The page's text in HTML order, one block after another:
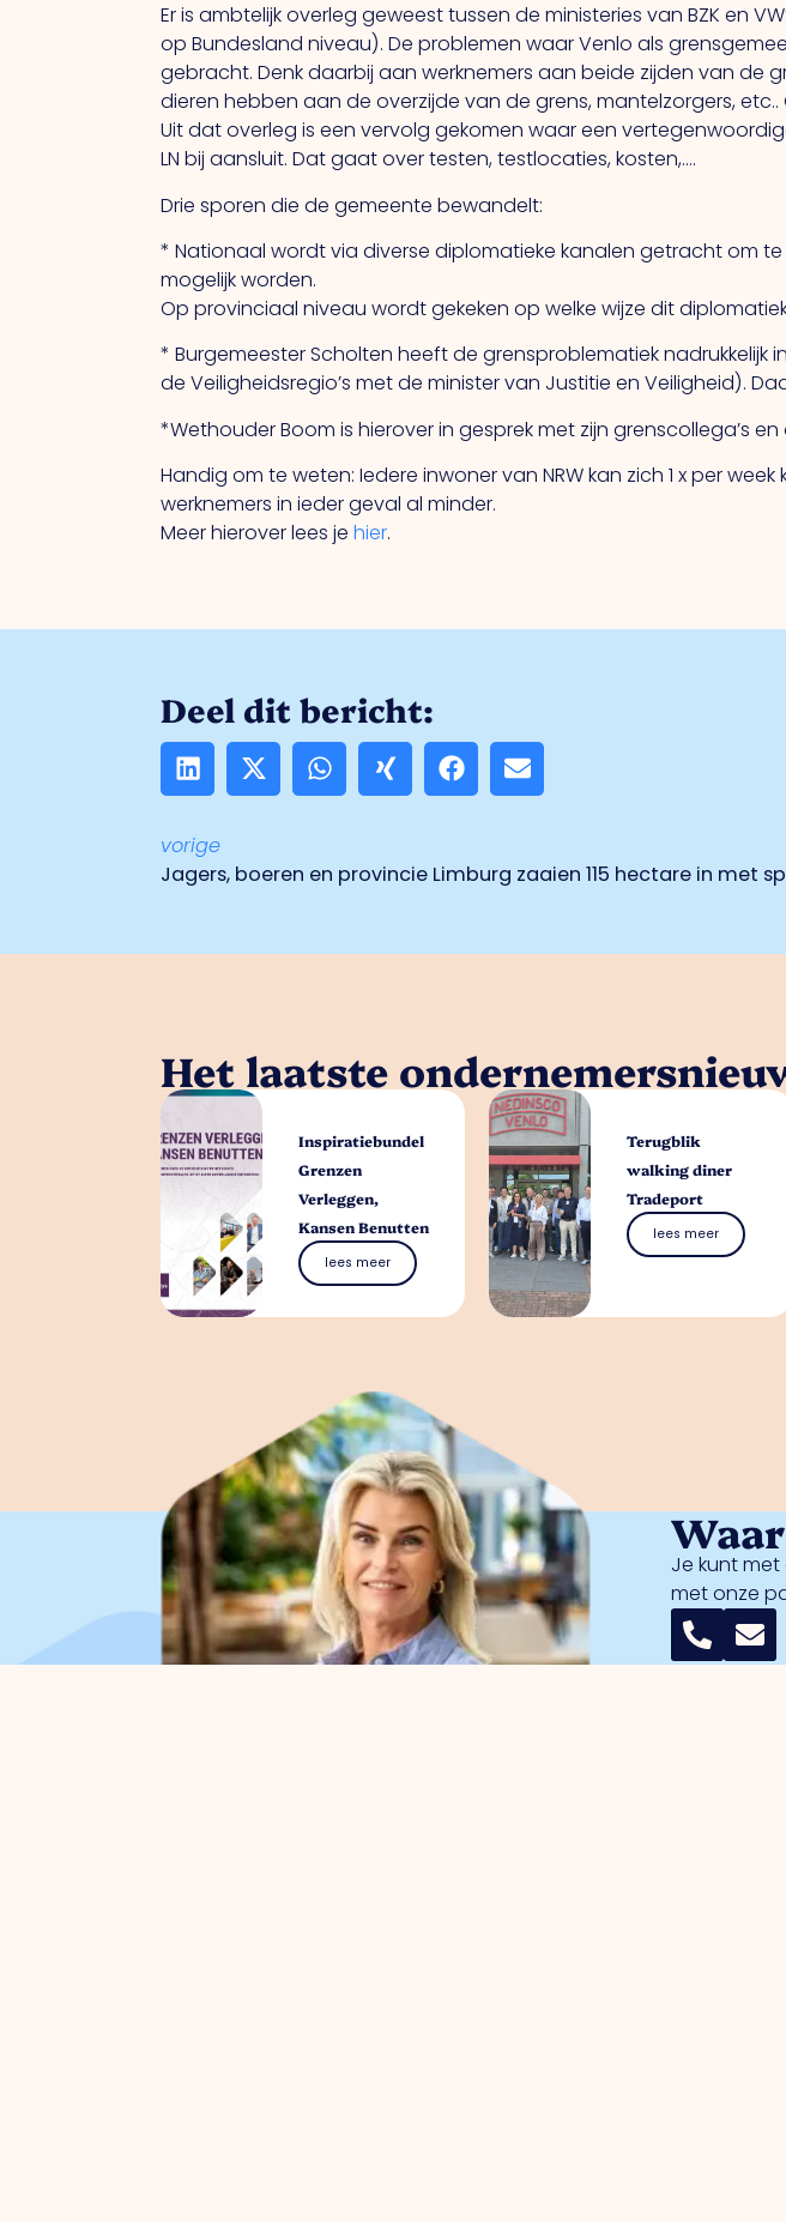
Er is ambtelijk overleg geweest tussen de ministeries van BZK en
op Bundesland niveau). De problemen waar Venlo als
gebracht. Denk daarbij aan werknemers aan beide zijden van de
dieren hebben aan de overzijde van de grens, mantelzorgers,
Uit dat overleg is een vervolg gekomen waar een
LN bij aansluit. Dat gaat over testen, testlocaties, kosten,….
Drie sporen die de gemeente bewandelt:
* Nationaal wordt via diverse diplomatieke kanalen getracht om
mogelijk worden.
Op provinciaal niveau wordt gekeken op welke wijze dit
* Burgemeester Scholten heeft de grensproblematiek
de Veiligheidsregio’s met de minister van Justitie en Veiligheid).
*Wethouder Boom is hierover in gesprek met zijn grenscollega’s
Handig om te weten: Iedere inwoner van NRW kan zich 1 x per
werknemers in ieder geval al minder.
Meer hierover lees jehier.
Deel dit bericht:
vorige
Het laatste
Inspiratiebundel
Grenzen
Verleggen,
Kansen Benutten
lees meer
Terugblik
walking diner
Tradeport
lees meer
Je kunt
met onze